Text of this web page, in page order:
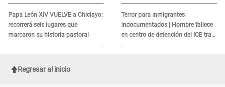
alerta sobre posibles réplicas
Papa León XIV VUELVE a Chiclayo:
recorrerá seis lugares que
marcaron su historia pastoral
MORTAL para consumidores: ¿Cuál
es?
Terror para inmigrantes
indocumentados | Hombre fallece
en centro de detención del ICE tras
sufrir una "emergencia médica"
Regresar al inicio